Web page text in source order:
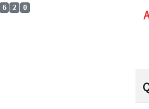
6 2 0